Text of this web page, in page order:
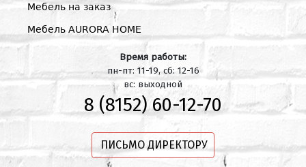
Мебель на заказ
Мебель AURORA HOME
Время работы:
пн-пт: 11-19, сб: 12-16
вс: выходной
8 (8152) 60-12-70
ПИСЬМО ДИРЕКТОРУ